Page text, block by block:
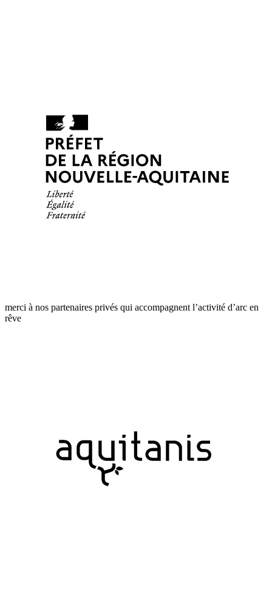
merci à nos partenaires privés qui accompagnent l’activité d’arc en
rêve